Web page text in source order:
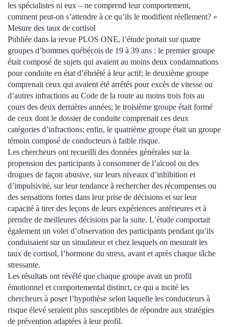
les spécialistes ni eux ‒ ne comprend leur comportement,
comment peut-on s’attendre à ce qu’ils le modifient réellement? »
Mesure des taux de cortisol
Publiée dans la revue PLOS ONE, l’étude portait sur quatre
groupes d’hommes québécois de 19 à 39 ans : le premier groupe
était composé de sujets qui avaient au moins deux condamnations
pour conduite en état d’ébriété à leur actif; le deuxième groupe
comprenait ceux qui avaient été arrêtés pour excès de vitesse ou
d’autres infractions au Code de la route au moins trois fois au
cours des deux dernières années; le troisième groupe était formé
de ceux dont le dossier de conduite comprenait ces deux
catégories d’infractions; enfin, le quatrième groupe était un groupe
témoin composé de conducteurs à faible risque.
Les chercheurs ont recueilli des données générales sur la
propension des participants à consommer de l’alcool ou des
drogues de façon abusive, sur leurs niveaux d’inhibition et
d’impulsivité, sur leur tendance à rechercher des récompenses ou
des sensations fortes dans leur prise de décisions et sur leur
capacité à tirer des leçons de leurs expériences antérieures et à
prendre de meilleures décisions par la suite. L’étude comportait
également un volet d’observation des participants pendant qu’ils
conduisaient sur un simulateur et chez lesquels on mesurait les
taux de cortisol, l’hormone du stress, avant et après chaque tâche
stressante.
Les résultats ont révélé que chaque groupe avait un profil
émotionnel et comportemental distinct, ce qui a incité les
chercheurs à poser l’hypothèse selon laquelle les conducteurs à
risque élevé seraient plus susceptibles de répondre aux stratégies
de prévention adaptées à leur profil.